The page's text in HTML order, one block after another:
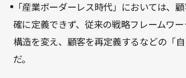
「産業ボーダーレス時代」においては、
確に定義できず、従来の戦略フレームワ
構造を変え、顧客を再定義するなどの「
だ。